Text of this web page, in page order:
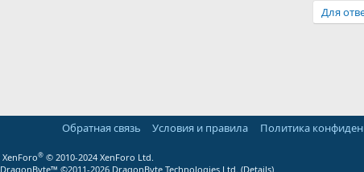
Для
Обратная связь Условия и правила Политика
® © 2010-2024 XenForo Ltd.
©2011-2026 DragonByte Technologies Ltd. (Details)